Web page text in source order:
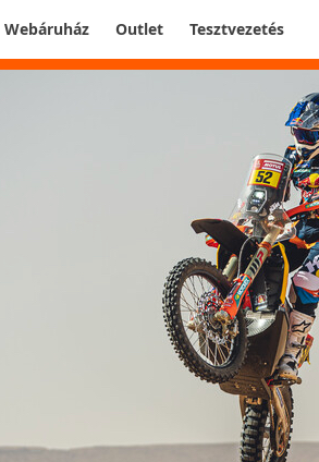
Webáruház Outlet Tesztvezetés